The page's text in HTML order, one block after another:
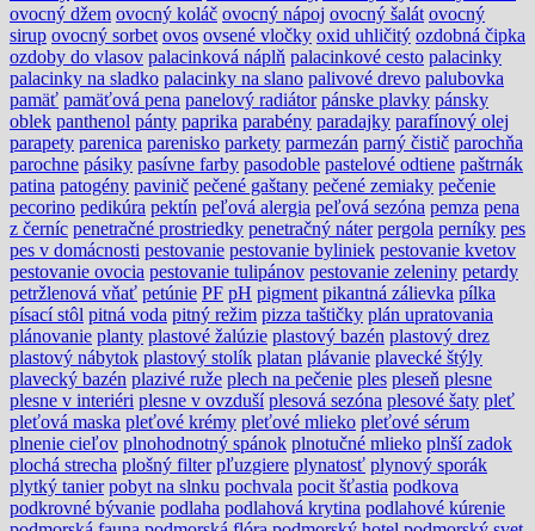
ovocný džem ovocný koláč ovocný nápoj ovocný šalát ovocný
sirup ovocný sorbet ovos ovsené vločky oxid uhličitý ozdobná čipka
ozdoby do vlasov palacinková náplň palacinkové cesto palacinky
palacinky na sladko palacinky na slano palivové drevo palubovka
pamäť pamäťová pena panelový radiátor pánske plavky pánsky
oblek panthenol pánty paprika parabény paradajky parafínový olej
parapety parenica parenisko parkety parmezán parný čistič parochňa
parochne pásiky pasívne farby pasodoble pastelové odtiene paštrnák
patina patogény pavinič pečené gaštany pečené zemiaky pečenie
pecorino pedikúra pektín peľová alergia peľová sezóna pemza pena
z černíc penetračné prostriedky penetračný náter pergola perníky pes
pes v domácnosti pestovanie pestovanie byliniek pestovanie kvetov
pestovanie ovocia pestovanie tulipánov pestovanie zeleniny petardy
petržlenová vňať petúnie PF pH pigment pikantná zálievka pílka
písací stôl pitná voda pitný režim pizza taštičky plán upratovania
plánovanie planty plastové žalúzie plastový bazén plastový drez
plastový nábytok plastový stolík platan plávanie plavecké štýly
plavecký bazén plazivé ruže plech na pečenie ples pleseň plesne
plesne v interiéri plesne v ovzduší plesová sezóna plesové šaty pleť
pleťová maska pleťové krémy pleťové mlieko pleťové sérum
plnenie cieľov plnohodnotný spánok plnotučné mlieko plnší zadok
plochá strecha plošný filter pľuzgiere plynatosť plynový sporák
plytký tanier pobyt na slnku pochvala pocit šťastia podkova
podkrovné bývanie podlaha podlahová krytina podlahové kúrenie